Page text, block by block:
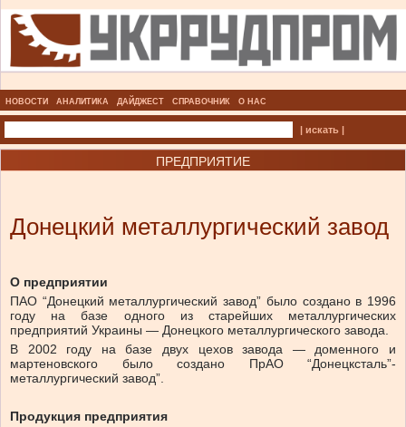
НОВОСТИ АНАЛИТИКА ДАЙДЖЕСТ СПРАВОЧНИК О НАС
| искать |
ПРЕДПРИЯТИЕ
Донецкий металлургический завод
О предприятии
ПАО “Донецкий металлургический завод” было создано в 1996
году на базе одного из старейших металлургических
предприятий Украины — Донецкого металлургического завода.
В 2002 году на базе двух цехов завода — доменного и
мартеновского было создано ПрАО “Донецксталь”-
металлургический завод”.
Продукция предприятия